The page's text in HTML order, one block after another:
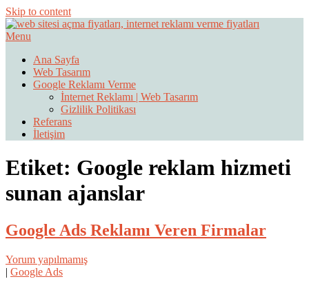
Skip to content
Web Sitesi Açma, İnternet Sitesi
Fiyatları
Menu
Ana Sayfa
Web Tasarım
Google Reklamı Verme
İnternet Reklamı | Web Tasarım
Gizlilik Politikası
Referans
İletişim
Etiket: Google reklam hizmeti
sunan ajanslar
Google Ads Reklamı Veren Firmalar
Yorum yapılmamış
| Google Ads